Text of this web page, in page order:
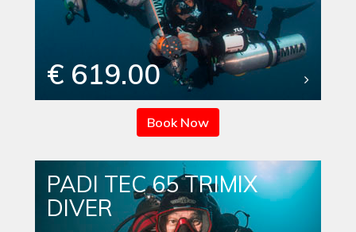
€ 619.00
Book Now
PADI TEC 65 TRIMIX
DIVER